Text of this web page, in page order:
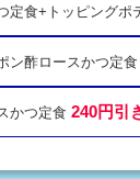
定食+トッピングポ
ン酢ロースかつ定食
かつ定食 240円引